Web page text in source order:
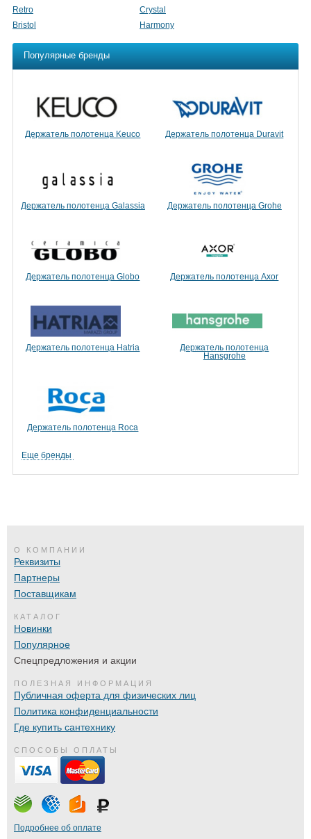
Retro
Crystal
Bristol
Harmony
Популярные бренды
Держатель полотенца Keuco Держатель полотенца Duravit
Держатель полотенца Galassia Держатель полотенца Grohe
Держатель полотенца Globo Держатель полотенца Axor
Держатель полотенца Hatria
Держатель полотенца
Hansgrohe
Держатель полотенца Roca
Еще бренды
О КОМПАНИИ
Реквизиты
Партнеры
Поставщикам
КАТАЛОГ
Новинки
Популярное
Спецпредложения и акции
ПОЛЕЗНАЯ ИНФОРМАЦИЯ
Публичная оферта для физических лиц
Политика конфиденциальности
Где купить сантехнику
СПОСОБЫ ОПЛАТЫ
Подробнее об оплате